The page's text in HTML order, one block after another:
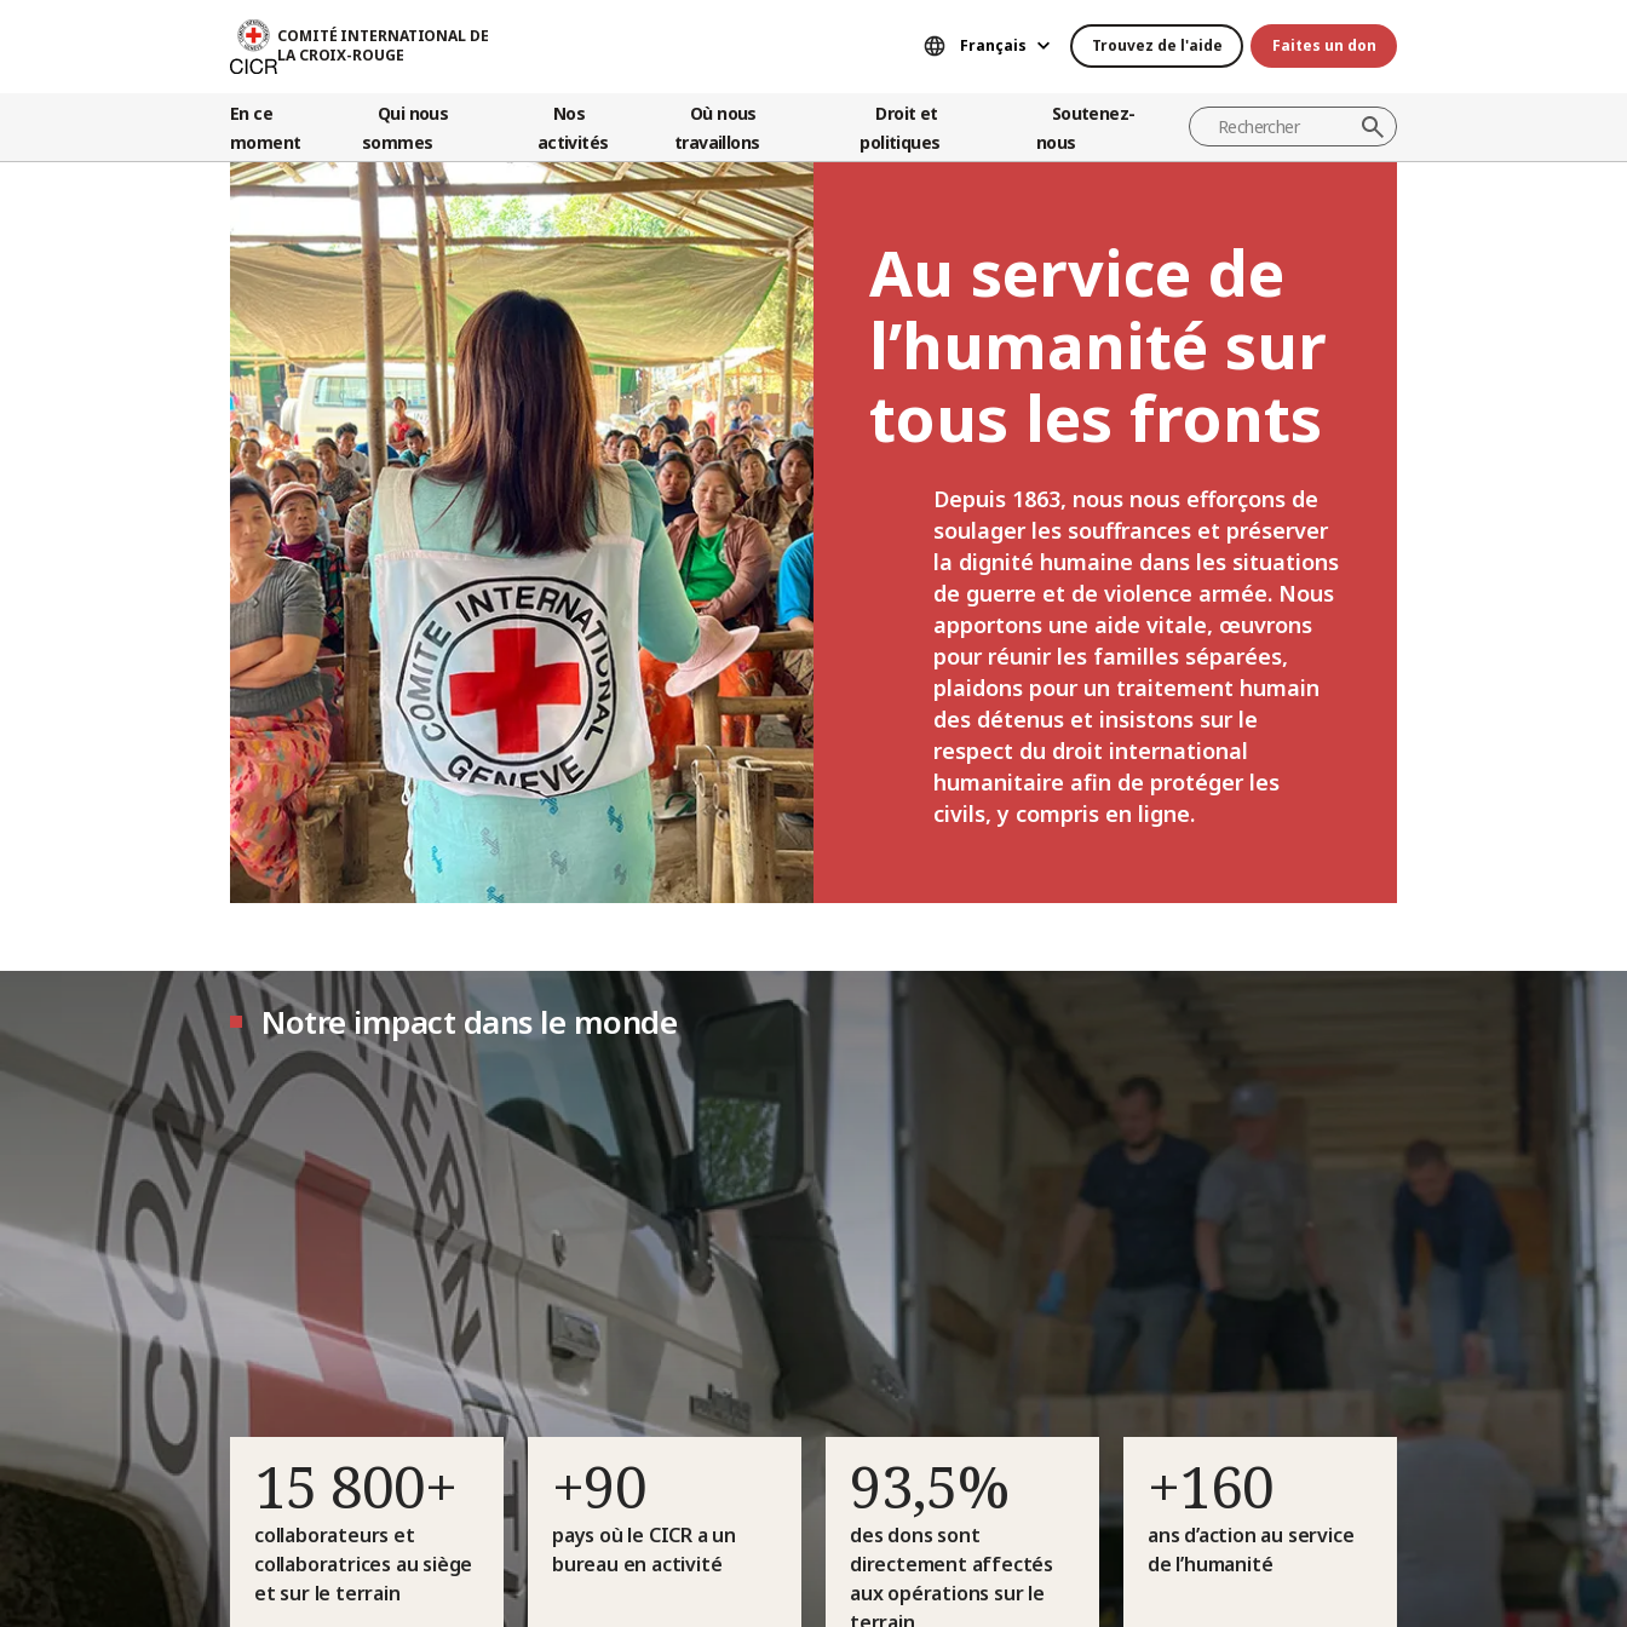
COMITÉ INTERNATIONAL DE
LA CROIX-ROUGE
Français Trouvez de l'aide Faites un don
En ce
moment
Qui nous
sommes
Nos
activités
Où nous
travaillons
Droit et
politiques
Soutenez-
nous
Au service de
l’humanité sur
tous les fronts
Depuis 1863, nous nous efforçons de
soulager les souffrances et préserver
la dignité humaine dans les situations
de guerre et de violence armée. Nous
apportons une aide vitale, œuvrons
pour réunir les familles séparées,
plaidons pour un traitement humain
des détenus et insistons sur le
respect du droit international
humanitaire afin de protéger les
civils, y compris en ligne.
Notre impact dans le monde
15 800+
collaborateurs et
collaboratrices au siège
et sur le terrain
+90
pays où le CICR a un
bureau en activité
93,5%
des dons sont
directement affectés
aux opérations sur le
+160
ans d’action au service
de l’humanité